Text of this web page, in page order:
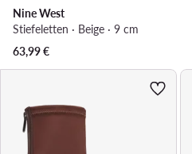
Nine West
Stiefeletten · Beige · 9 cm
63,99€